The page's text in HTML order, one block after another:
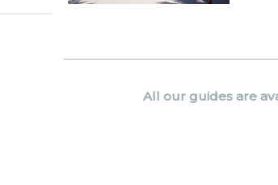
All our guides are